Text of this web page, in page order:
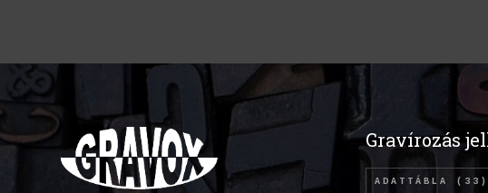
Gravírozás
ADATTÁBLA (33)